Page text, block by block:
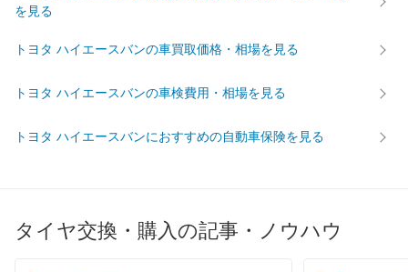
を見る
トヨタ ハイエースバンの車買取価格・相場を見る
トヨタ ハイエースバンの車検費用・相場を見る
トヨタ ハイエースバンにおすすめの自動車保険を見る
タイヤ交換・購入の記事・ノウハウ